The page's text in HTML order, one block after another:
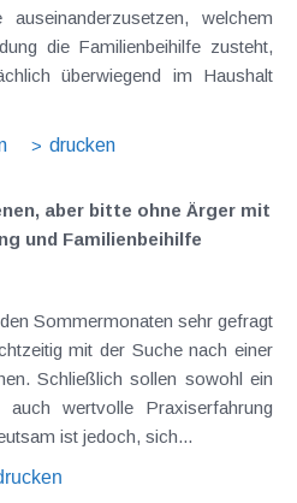
welchem
die Familienbeihilfe zusteht,
überwiegend im Haushalt
drucken
aber bitte ohne Ärger mit
und Familienbeihilfe
Sommermonaten sehr gefragt
mit der Suche nach einer
Schließlich sollen sowohl ein
wertvolle Praxiserfahrung
ist jedoch, sich...